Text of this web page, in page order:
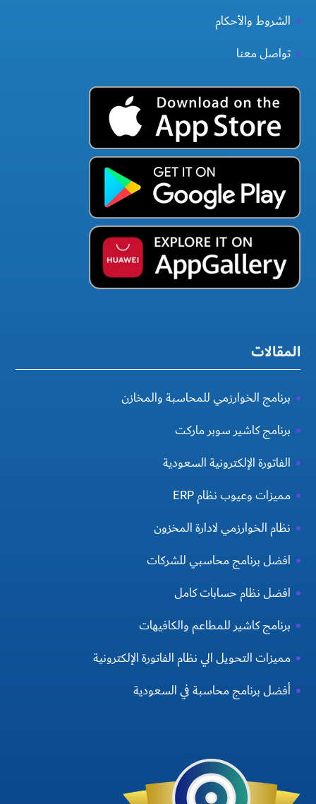
الشروط والأحكام
تواصل معنا
المقالات
برنامج الخوارزمي للمحاسبة والمخازن
برنامج كاشير سوبر ماركت
الفاتورة الإلكترونية السعودية
مميزات وعيوب نظام ERP
نظام الخوارزمي لادارة المخزون
افضل برنامج محاسبي للشركات
افضل نظام حسابات كامل
برنامج كاشير للمطاعم والكافيهات
مميزات التحويل الي نظام الفاتورة الإلكترونية
أفضل برنامج محاسبة في السعودية